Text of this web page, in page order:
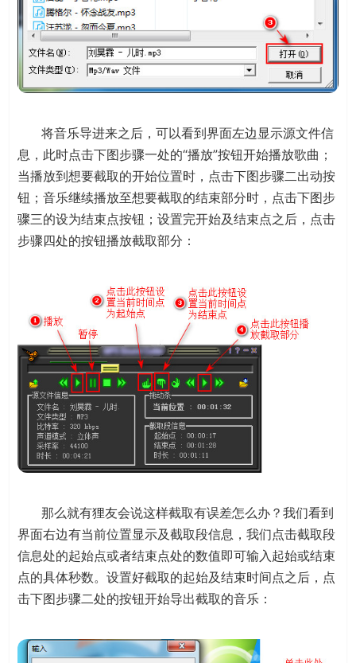
将音乐导进来之后，可以看到界面左边显示源文件信
息，此时点击下图步骤一处的“播放”按钮开始播放歌曲；
当播放到想要截取的开始位置时，点击下图步骤二出动按
钮；音乐继续播放至想要截取的结束部分时，点击下图步
骤三的设为结束点按钮；设置完开始及结束点之后，点击
步骤四处的按钮播放截取部分：
那么就有狸友会说这样截取有误差怎么办？我们看到
界面右边有当前位置显示及截取段信息，我们点击截取段
信息处的起始点或者结束点处的数值即可输入起始或结束
点的具体秒数。设置好截取的起始及结束时间点之后，点
击下图步骤二处的按钮开始导出截取的音乐：